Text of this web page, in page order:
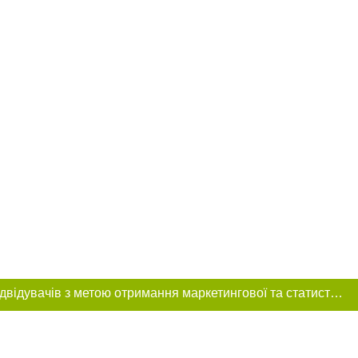
Цей сайт використовує «cookies». Також веб-сайт використовує інтернет-сервіс для збору технічних даних стосовно відвідувачів з метою отримання маркетингової та статистичної інформації. Умови обробки даних відвідувачів сайту див.